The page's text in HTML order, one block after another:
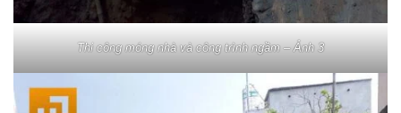
Thi công móng nhà và công trình ngầm – Ảnh 3